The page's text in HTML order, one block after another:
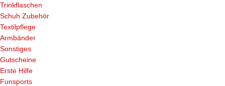
Trinkflaschen
Schuh Zubehör
Textilpflege
Armbänder
Sonstiges
Gutscheine
Erste Hilfe
Funsports